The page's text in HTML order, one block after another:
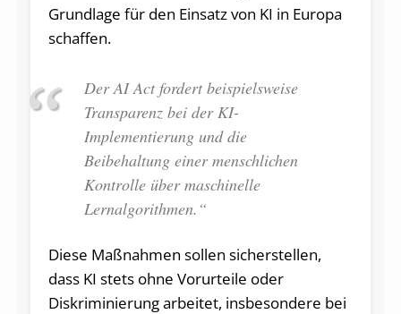
Grundlage für den Einsatz von KI in Europa
schaffen.
Der AI Act fordert beispielsweise
Transparenz bei der KI-
Implementierung und die
Beibehaltung einer menschlichen
Kontrolle über maschinelle
Lernalgorithmen.“
Diese Maßnahmen sollen sicherstellen,
dass KI stets ohne Vorurteile oder
Diskriminierung arbeitet, insbesondere bei